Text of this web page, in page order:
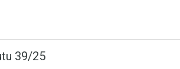
39/25